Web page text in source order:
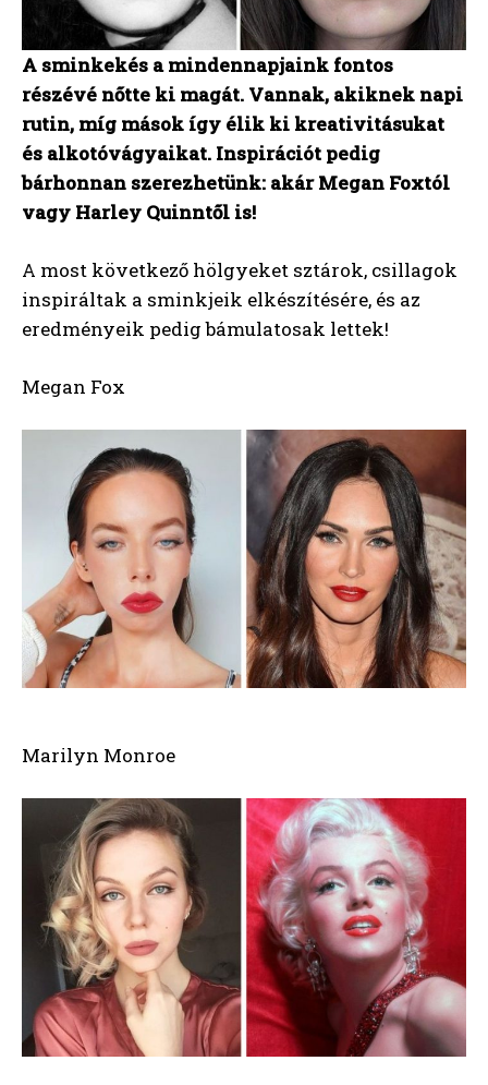
A sminkekés a mindennapjaink fontos
részévé nőtte ki magát. Vannak, akiknek napi
rutin, míg mások így élik ki kreativitásukat
és alkotóvágyaikat. Inspirációt pedig
bárhonnan szerezhetünk: akár Megan Foxtól
vagy Harley Quinntől is!
A most következő hölgyeket sztárok, csillagok
inspiráltak a sminkjeik elkészítésére, és az
eredményeik pedig bámulatosak lettek!
Megan Fox
Marilyn Monroe